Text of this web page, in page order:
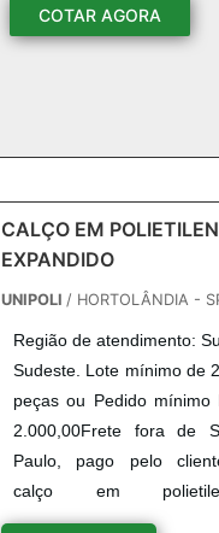
COTAR AGORA
CALÇO EM
EXPANDIDO
UNIPOLI / HORTOLÂNDIA -
Região de atendimento:
Sudeste. Lote mínimo de
peças ou Pedido mínimo
2.000,00Frete fora de
Paulo, pago pelo
calço em
expandido é a referência